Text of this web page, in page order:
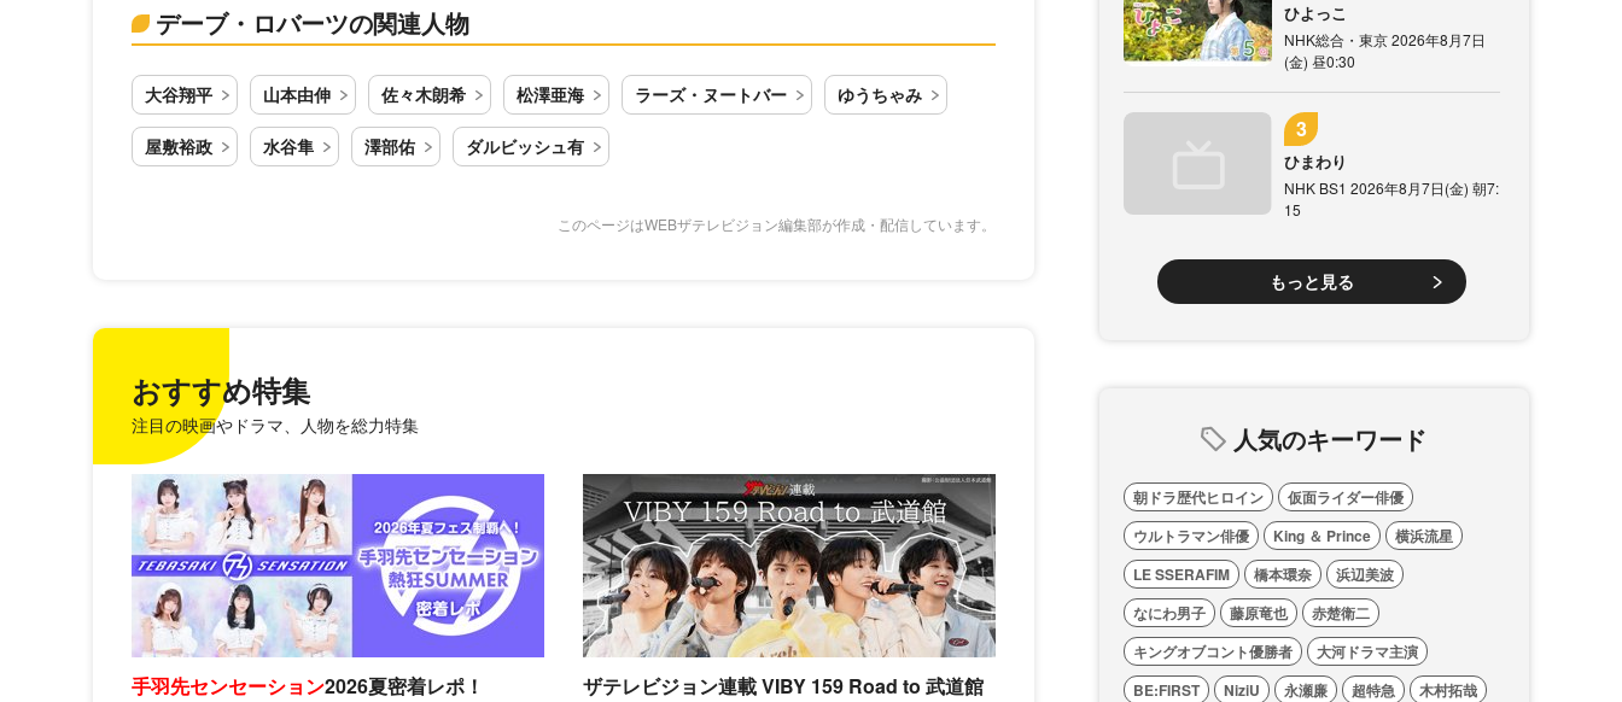
デーブ・ロバーツの関連人物
大谷翔平 山本由伸 佐々木朗希 松澤亜海 ラーズ・ヌートバー ゆうちゃみ
屋敷裕政 水谷隼 澤部佑 ダルビッシュ有
このページはWEBザテレビジョン編集部が作成・配信しています。
おすすめ特集
注目の映画やドラマ、人物を総力特集
手羽先センセーション2026夏密着レポ！ ザテレビジョン連載 VIBY 159 Road to 武道館
ひよっこ
NHK総合・東京 2026年8月7日
(金) 昼0:30
ひまわり
NHK BS1 2026年8月7日(金) 朝7:
15
もっと見る
人気のキーワード
朝ドラ歴代ヒロイン
仮面ライダー俳優
ウルトラマン俳優
King ＆ Prince
横浜流星
LE SSERAFIM
橋本環奈
浜辺美波
なにわ男子
藤原竜也
赤楚衛二
キングオブコント優勝者
大河ドラマ主演
BE:FIRST
NiziU 永瀬廉 超特急
木村拓哉